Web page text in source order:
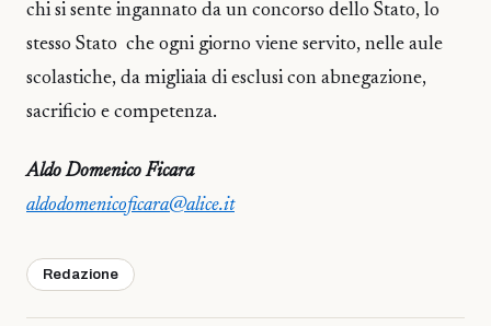
chi si sente ingannato da un concorso dello Stato, lo
stesso Stato che ogni giorno viene servito, nelle aule
scolastiche, da migliaia di esclusi con abnegazione,
sacrificio e competenza.
Aldo Domenico Ficara
aldodomenicoficara@alice.it
Redazione